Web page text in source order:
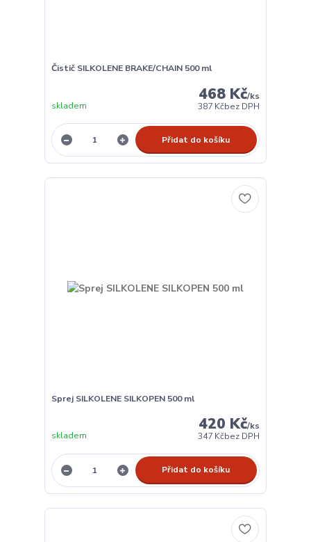
Čistič SILKOLENE BRAKE/CHAIN 500 ml
468 Kč/ks
387 Kčbez DPH
skladem
Přidat do košíku
Sprej SILKOLENE SILKOPEN 500 ml
420 Kč/ks
347 Kčbez DPH
skladem
Přidat do košíku